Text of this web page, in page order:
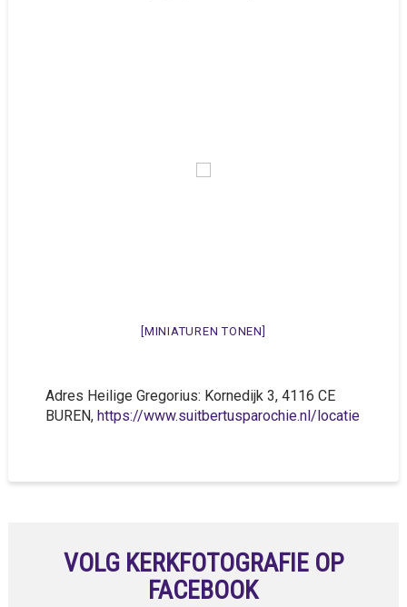
[MINIATUREN TONEN]
Adres Heilige Gregorius: Kornedijk 3, 4116 CE
BUREN, https://www.suitbertusparochie.nl/locatie
VOLG KERKFOTOGRAFIE OP
FACEBOOK